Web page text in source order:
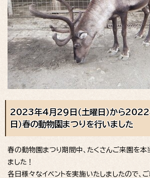
2023年4月29日（土曜日）から2022
日）春の動物園まつりを行いました
春の動物園まつり期間中、たくさんご来園を本
ました！
各日様々なイベントを実施いたしましたので、